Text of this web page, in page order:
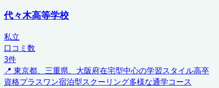
代々木高等学校
私立
口コミ数
3件
📍 東京都、三重県、大阪府在宅型中心の学習スタイル高卒
資格プラスワン宿泊型スクーリング多様な通学コース